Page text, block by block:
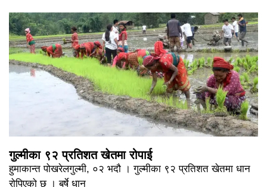
गुल्मीका ९२ प्रतिशत खेतमा रोपाई
हुमाकान्त पोखरेलगुल्मी, ०२ भदौ । गुल्मीका ९२ प्रतिशत खेतमा धान
रोपिएको छ । बर्षे धान